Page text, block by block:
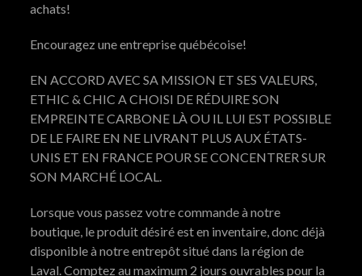
achats!
Encouragez une entreprise québécoise!
EN ACCORD AVEC SA MISSION ET SES VALEURS,
ETHIC & CHIC A CHOISI DE RÉDUIRE SON
EMPREINTE CARBONE LÀ OU IL LUI EST POSSIBLE
DE LE FAIRE EN NE LIVRANT PLUS AUX ÉTATS-
UNIS ET EN FRANCE POUR SE CONCENTRER SUR
SON MARCHÉ LOCAL.
Lorsque vous passez votre commande à notre
boutique, le produit désiré est en inventaire, donc déjà
disponible à notre entrepôt situé dans la région de
Laval. Comptez au maximum 2 jours ouvrables pour la